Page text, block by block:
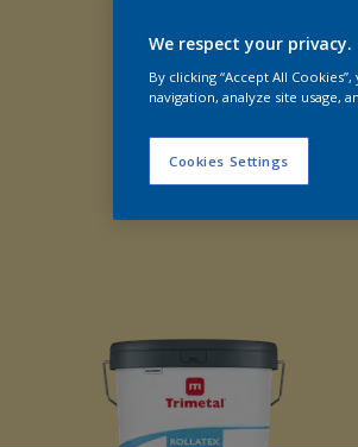
We respect your privacy.
By clicking “Accept All
navigation, analyze site usage,
Cookies Settings